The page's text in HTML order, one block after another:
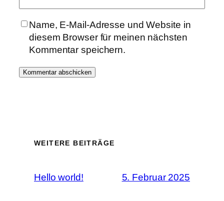
Name, E-Mail-Adresse und Website in
diesem Browser für meinen nächsten
Kommentar speichern.
WEITERE BEITRÄGE
Hello world! 5. Februar 2025